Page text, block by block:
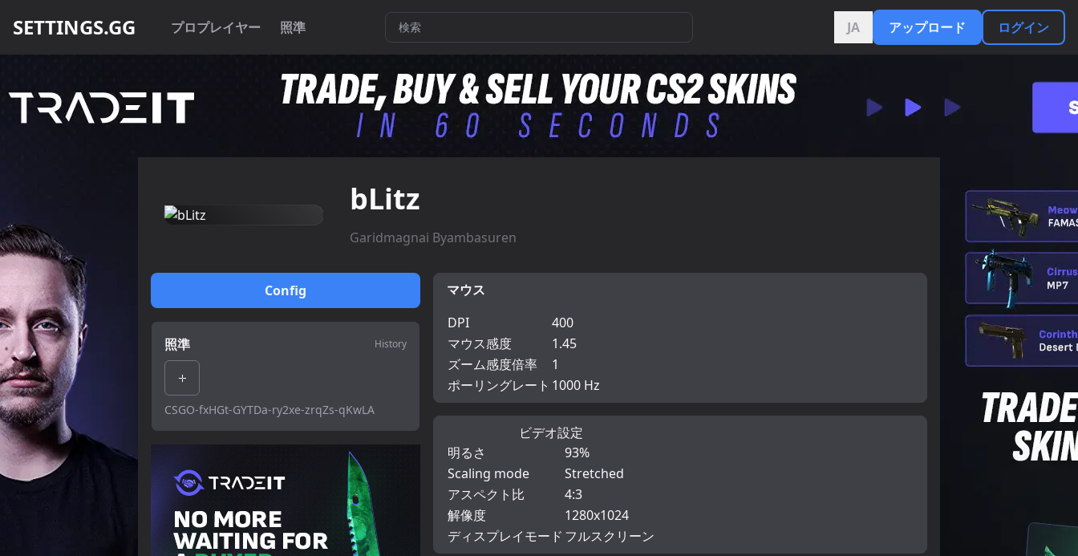
SETTINGS.GG プロプレイヤー 照準 JA アップロード ログイン
bLitz
Garidmagnai Byambasuren
Config
照準 History
CSGO-fxHGt-GYTDa-ry2xe-zrqZs-qKwLA
マウス
DPI
400
マウス感度
1.45
ズーム感度倍率
1
ポーリングレート 1000 Hz
ビデオ設定
明るさ
93%
Scaling mode
Stretched
アスペクト比
4:3
解像度
1280x1024
ディスプレイモード フルスクリーン